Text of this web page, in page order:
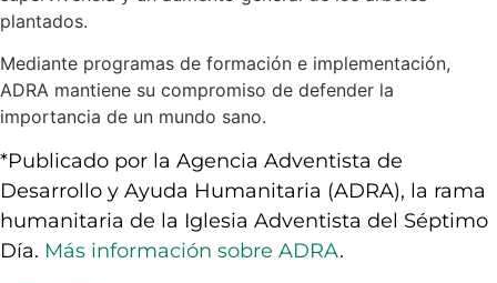
plantados.
Mediante programas de formación e implementación,
ADRA mantiene su compromiso de defender la
importancia de un mundo sano.
*Publicado por la Agencia Adventista de
Desarrollo y Ayuda Humanitaria (ADRA), la rama
humanitaria de la Iglesia Adventista del Séptimo
Día. Más información sobre ADRA.